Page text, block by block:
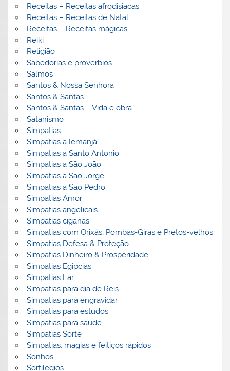
Receitas – Receitas afrodisiacas
Receitas – Receitas de Natal
Receitas – Receitas mágicas
Reiki
Religião
Sabedorias e proverbios
Salmos
Santos & Nossa Senhora
Santos & Santas
Santos & Santas – Vida e obra
Satanismo
Simpatias
Simpatias a Iemanjá
Simpatias a Santo Antonio
Simpatias a São João
Simpatias a São Jorge
Simpatias a São Pedro
Simpatias Amor
Simpatias angelicais
Simpatias ciganas
Simpatias com Orixás, Pombas-Giras e Pretos-velhos
Simpatias Defesa & Proteção
Simpatias Dinheiro & Prosperidade
Simpatias Egipcias
Simpatias Lar
Simpatias para dia de Reis
Simpatias para engravidar
Simpatias para estudos
Simpatias para saúde
Simpatias Sorte
Simpatias, magias e feitiços rápidos
Sonhos
Sortilégios